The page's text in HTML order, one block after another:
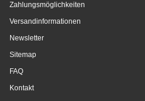
Zahlungsmöglichkeiten
Versandinformationen
Newsletter
Sitemap
FAQ
Kontakt